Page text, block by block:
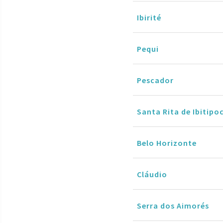
Ibirité
Pequi
Pescador
Santa Rita de
Belo Horizonte
Cláudio
Serra dos Aimorés